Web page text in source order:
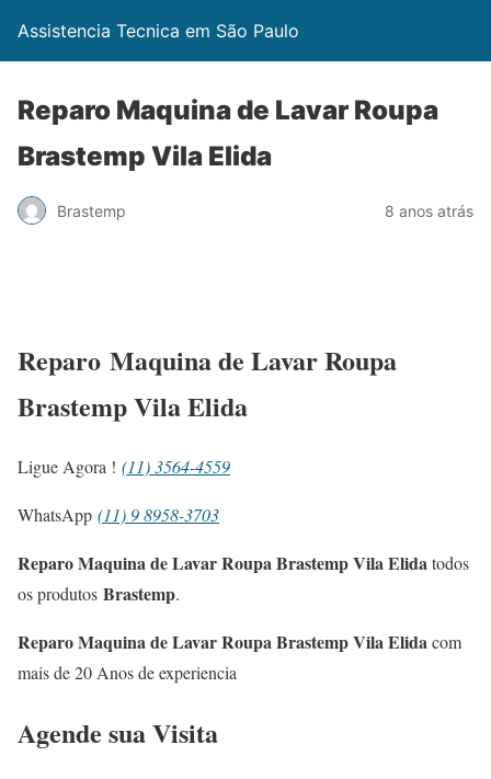
Assistencia Tecnica em São Paulo
Reparo Maquina de Lavar Roupa
Brastemp Vila Elida
Brastemp 8 anos atrás
Reparo Maquina de Lavar Roupa
Brastemp Vila Elida
Ligue Agora ! (11) 3564-4559
WhatsApp (11) 9 8958-3703
Reparo Maquina de Lavar Roupa Brastemp Vila Elidatodos
os produtos Brastemp.
Reparo Maquina de Lavar Roupa Brastemp Vila Elidacom
mais de 20 Anos de experiencia
Agende sua Visita